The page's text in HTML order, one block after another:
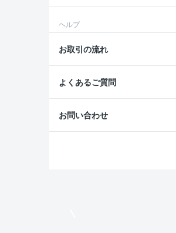
ヘルプ
お取引の流れ
よくあるご質問
お問い合わせ